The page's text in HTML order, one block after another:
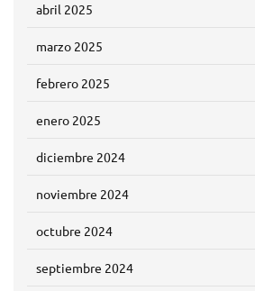
abril 2025
marzo 2025
febrero 2025
enero 2025
diciembre 2024
noviembre 2024
octubre 2024
septiembre 2024